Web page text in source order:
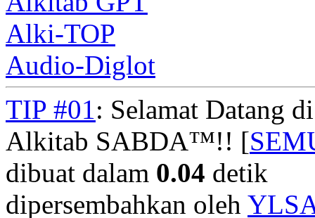
Alki-TOP
Audio-Diglot
TIP #01: Selamat Datang
Alkitab SABDA™!! [
dibuat dalam 0.04 detik
dipersembahkan oleh